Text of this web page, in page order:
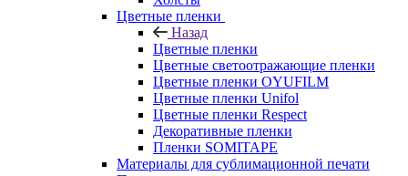
Цветные пленки
Назад
Цветные пленки
Цветные светоотражающие пленки
Цветные пленки OYUFILM
Цветные пленки Unifol
Цветные пленки Respect
Декоративные пленки
Пленки SOMITAPE
Материалы для сублимационной печати